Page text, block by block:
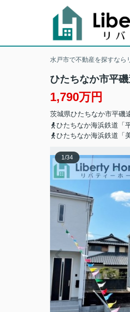
水戸市で不動産を探すなら
ひたちなか市平
1,790万円
茨城県ひたちなか市平磯
ひたちなか海浜鉄道「
ひたちなか海浜鉄道「
1/34